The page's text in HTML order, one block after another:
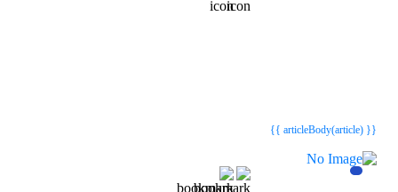
{{ articleBody(article) }}